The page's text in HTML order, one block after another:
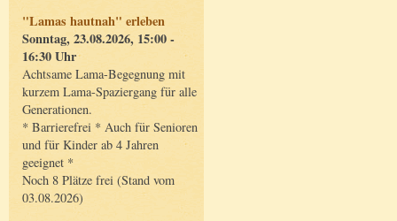
"Lamas hautnah" erleben
Sonntag, 23.08.2026, 15:00 -
16:30 Uhr
Achtsame Lama-Begegnung mit
kurzem Lama-Spaziergang für alle
Generationen.
* Barrierefrei * Auch für Senioren
und für Kinder ab 4 Jahren
geeignet *
Noch 8 Plätze frei (Stand vom
03.08.2026)